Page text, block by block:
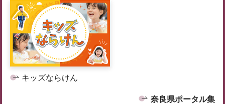
キッズならけん
奈良県ポータル集